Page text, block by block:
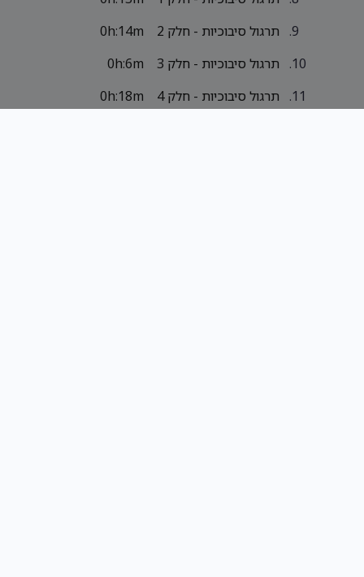
תרגול סיבוכיות - חלק 2
0h:14m
תרגול סיבוכיות - חלק 3
0h:6m
תרגול סיבוכיות - חלק 4
0h:18m